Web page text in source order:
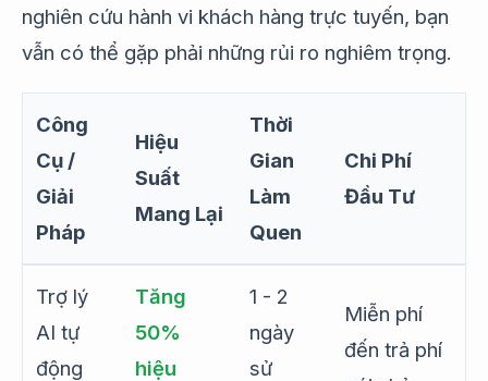
nghiên cứu hành vi khách hàng trực tuyến, bạn
vẫn có thể gặp phải những rủi ro nghiêm trọng.
Công
Cụ /
Giải
Pháp
Hiệu
Suất
Mang Lại
Thời
Gian
Làm
Quen
Chi Phí
Đầu Tư
Trợ lý
AI tự
động
Tăng
50%
hiệu
1 - 2
ngày
sử
Miễn phí
đến trả phí